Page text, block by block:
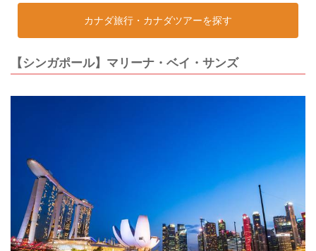
カナダ旅行・カナダツアーを探す
【シンガポール】マリーナ・ベイ・サンズ